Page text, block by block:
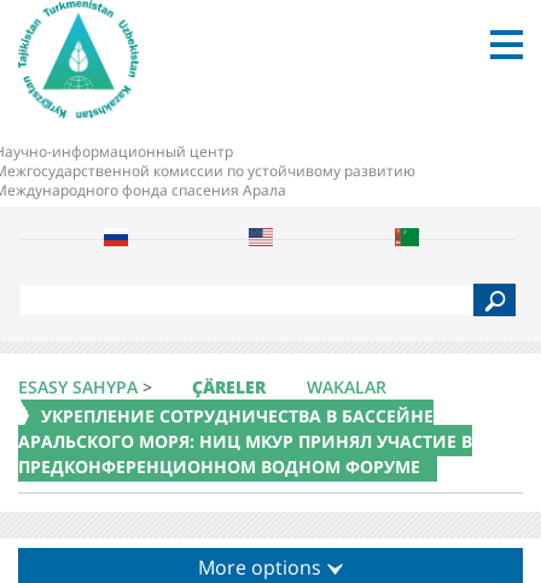
информационный центр
комиссии по устойчивому развитию
фонда спасения Арала
r
h
ESASY SAHYPA > ÇÄRELER
WAKALAR
УКРЕПЛЕНИЕ СОТРУДНИЧЕСТВА В БАССЕЙНЕ
АРАЛЬСКОГО МОРЯ: НИЦ МКУР ПРИНЯЛ УЧАСТИЕ В
ПРЕДКОНФЕРЕНЦИОННОМ ВОДНОМ ФОРУМЕ
More options